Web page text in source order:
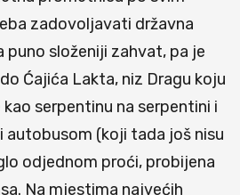
zadovoljavati državna
puno složeniji zahvat, pa je
Ćajića Lakta, niz Dragu koju
serpentinu na serpentini i
autobusom (koji tada još nisu
odjednom proći, probijena
Na mjestima najvećih